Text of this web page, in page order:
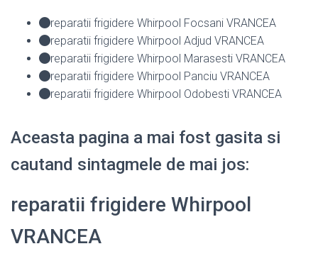
reparatii frigidere Whirpool Focsani VRANCEA
reparatii frigidere Whirpool Adjud VRANCEA
reparatii frigidere Whirpool Marasesti VRANCEA
reparatii frigidere Whirpool Panciu VRANCEA
reparatii frigidere Whirpool Odobesti VRANCEA
Aceasta pagina a mai fost gasita si
cautand sintagmele de mai jos:
reparatii frigidere Whirpool
VRANCEA